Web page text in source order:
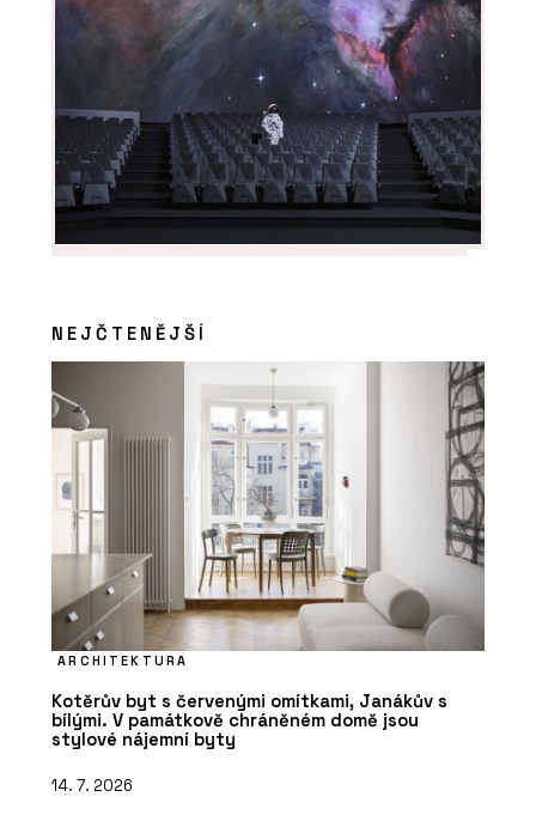
NEJČTENĚJŠÍ
ARCHITEKTURA
Kotěrův byt s červenými omítkami, Janákův s
bílými. V památkově chráněném domě jsou
stylové nájemní byty
14. 7. 2026